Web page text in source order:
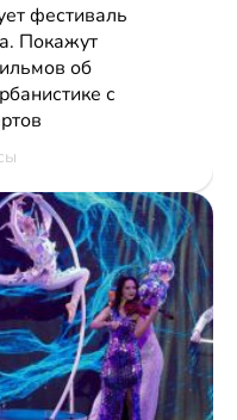
фестиваль
Покажут
об
с